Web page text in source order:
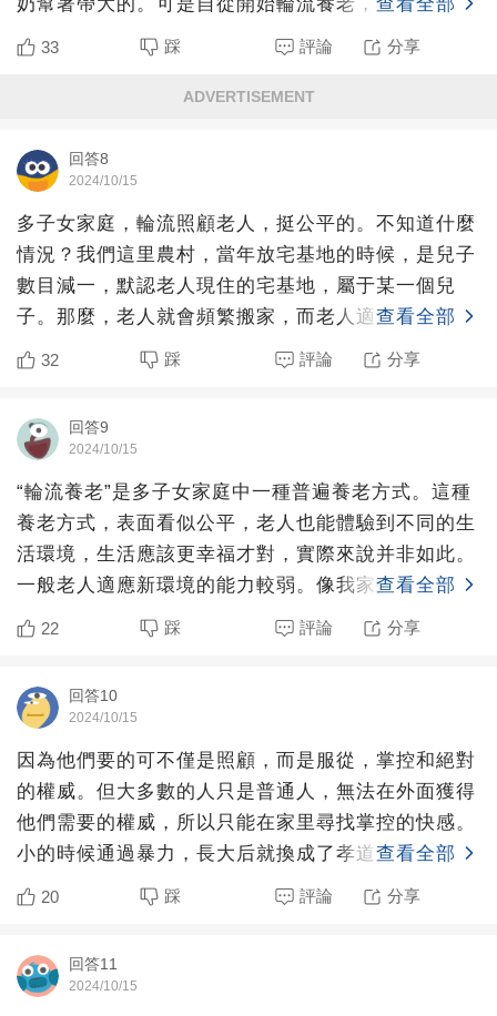
絕我奶奶去她家，
33 踩 評論 分享
ADVERTISEMENT
回答8
2024/10/15
多子女家庭，輪流照顧老人，挺公平的。不知道什麼
情況？我們這里農村，當年放宅基地的時候，是兒子
數目減一，默認老人現住的宅基地，屬于某一個兒
子。那麼，老人就會頻繁搬家，而老人適應能力又比
較差，所以，可能會
查看全部
32 踩 評論 分享
回答9
2024/10/15
“輪流養老”是多子女家庭中一種普遍養老方式。這種
養老方式，表面看似公平，老人也能體驗到不同的生
活環境，生活應該更幸福才對，實際來說并非如此。
一般老人適應新環境的能力較弱。像我家拆遷后搬了
新家，老爸在新
查看全部
22 踩 評論 分享
回答10
2024/10/15
因為他們要的可不僅是照顧，而是服從，掌控和絕對
的權威。但大多數的人只是普通人，無法在外面獲得
他們需要的權威，所以只能在家里尋找掌控的快感。
小的時候通過暴力，長大后就換成了孝道。你除非心
甘情愿的跪在地上
查看全部
20 踩 評論 分享
回答11
2024/10/15